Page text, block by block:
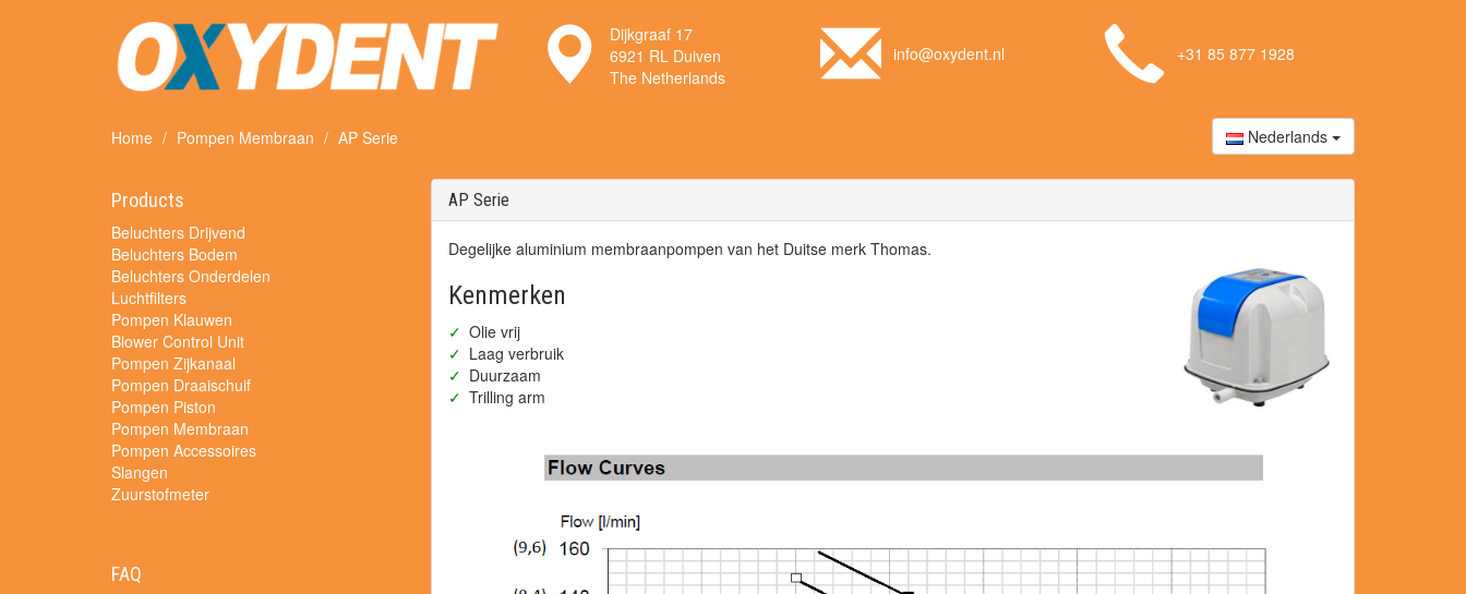
Dijkgraaf 17
6921 RL Duiven
The Netherlands
info@oxydent.nl +31 85 877 1928
Home Pompen Membraan AP Serie Nederlands
AP Serie
Degelijke aluminium membraanpompen van het Duitse merk Thomas.
Kenmerken
Olie vrij
Laag verbruik
Duurzaam
Trilling arm
Products
Beluchters Drijvend
Beluchters Bodem
Beluchters Onderdelen
Luchtfilters
Pompen Klauwen
Blower Control Unit
Pompen Zijkanaal
Pompen Draaischuif
Pompen Piston
Pompen Membraan
Pompen Accessoires
Slangen
Zuurstofmeter
FAQ